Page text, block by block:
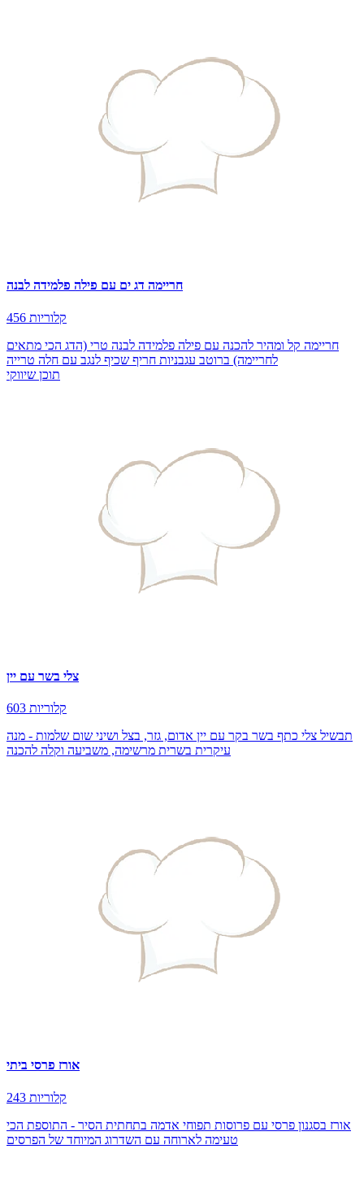
חריימה דג ים עם פילה פלמידה לבנה
456 קלוריות
חריימה קל ומהיר להכנה עם פילה פלמידה לבנה טרי (הדג הכי מתאים
לחריימה) ברוטב עגבניות חריף שכיף לנגב עם חלה טרייה
תוכן שיווקי
צלי בשר עם יין
603 קלוריות
תבשיל צלי כתף בשר בקר עם יין אדום, גזר, בצל ושיני שום שלמות - מנה
עיקרית בשרית מרשימה, משביעה וקלה להכנה
אורז פרסי ביתי
243 קלוריות
אורז בסגנון פרסי עם פרוסות תפוחי אדמה בתחתית הסיר - התוספת הכי
טעימה לארוחה עם השדרוג המיוחד של הפרסים